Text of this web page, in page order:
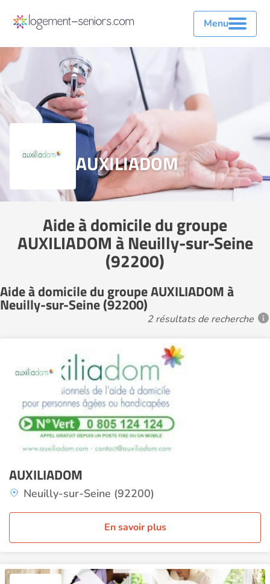
Menu
AUXILIADOM
Aide à domicile du groupe
AUXILIADOM à Neuilly-sur-Seine
(92200)
Aide à domicile du groupe AUXILIADOM à
Neuilly-sur-Seine (92200)
2 résultats de recherche
AUXILIADOM
Neuilly-sur-Seine (92200)
En savoir plus